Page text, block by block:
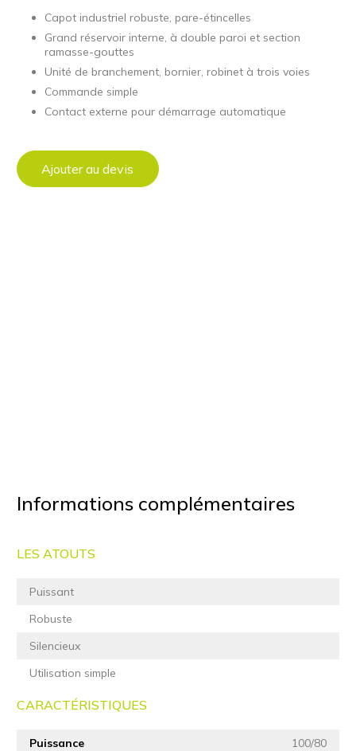
Capot industriel robuste, pare-étincelles
Grand réservoir interne, à double paroi et section
ramasse-gouttes
Unité de branchement, bornier, robinet à trois voies
Commande simple
Contact externe pour démarrage automatique
Ajouter au devis
Informations complémentaires
LES ATOUTS
Puissant
Robuste
Silencieux
Utilisation simple
CARACTÉRISTIQUES
Puissance
100/80